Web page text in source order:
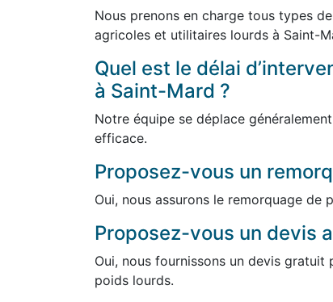
Nous prenons en charge tous types
agricoles et utilitaires lourds à Saint-
Quel est le délai
à Saint-Mard ?
Notre équipe se déplace
efficace.
Proposez-vous un
Oui, nous assurons le remorquage de
Proposez-vous un devis
Oui, nous fournissons un devis
poids lourds.